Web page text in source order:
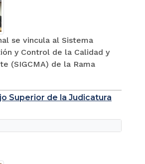
se vincula al Sistema
y Control de la Calidad y
(SIGCMA) de la Rama
Superior de la Judicatura